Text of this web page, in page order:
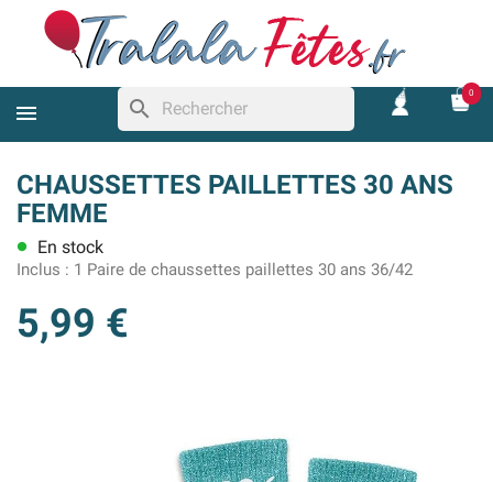
search
0
CHAUSSETTES PAILLETTES 30 ANS
FEMME
lens En stock
Inclus : 1 Paire de chaussettes paillettes 30 ans 36/42
5,99 €